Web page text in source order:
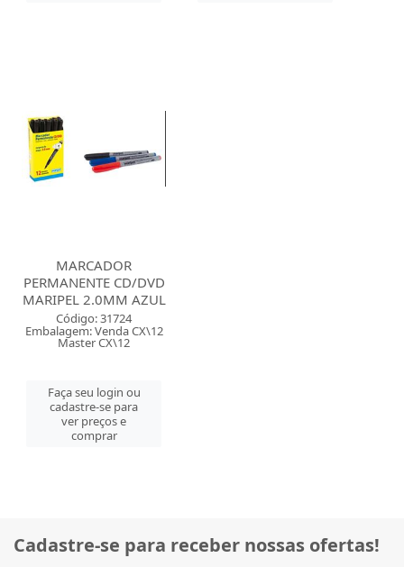
MARCADOR
PERMANENTE CD/DVD
MARIPEL 2.0MM AZUL
Código: 31724
Embalagem: Venda CX\12
Master CX\12
Faça seu login ou
cadastre-se para
ver preços e
comprar
Cadastre-se para receber nossas ofertas!